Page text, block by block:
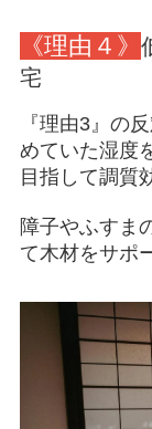
《理由４》
宅
『理由3』の
めていた湿度
目指して調質
障子やふすま
て木材をサポ